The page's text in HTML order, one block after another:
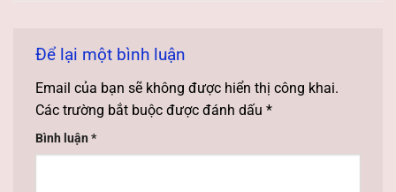
Để lại một bình luận
Email của bạn sẽ không được hiển thị công khai.
Các trường bắt buộc được đánh dấu *
Bình luận *